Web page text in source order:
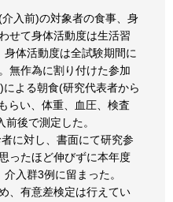
入前)の対象者の食事、身
せて身体活動度は生活習
体活動度は全試験期間に
無作為に割り付けた参加
よる朝食(研究代表者から
らい、体重、血圧、検査
後で測定した。
に対し、書面にて研究参
ったほど伸びずに本年度
入群3例に留まった。
、有意差検定は行えてい